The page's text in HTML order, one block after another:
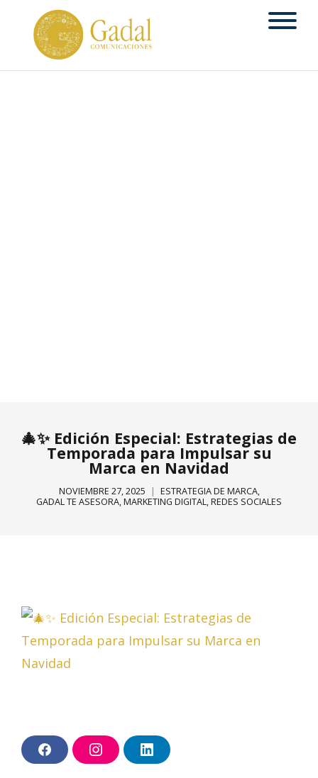
🎄✨ Edición Especial: Estrategias de
Temporada para Impulsar su
Marca en Navidad
NOVIEMBRE 27, 2025 ESTRATEGIA DE MARCA,
GADAL TE ASESORA,MARKETING DIGITAL,REDES SOCIALES
F
a
I
n
L
i